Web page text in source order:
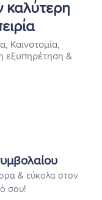
καλύτερη
Καινοτομία,
εξυπηρέτηση &
& εύκολα στον
σου!